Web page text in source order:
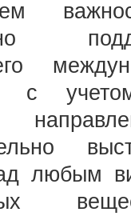
учетом
любым